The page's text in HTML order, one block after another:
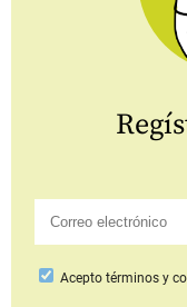
Aceptotérminos y